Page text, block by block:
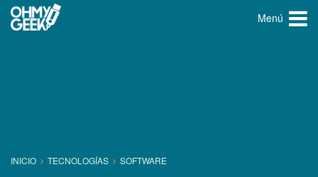
Menú
INICIO TECNOLOGÍ­AS SOFTWARE